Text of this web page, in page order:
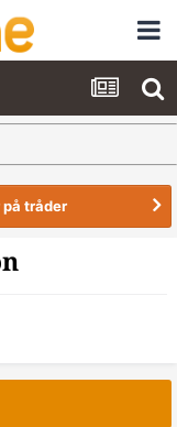
tråder